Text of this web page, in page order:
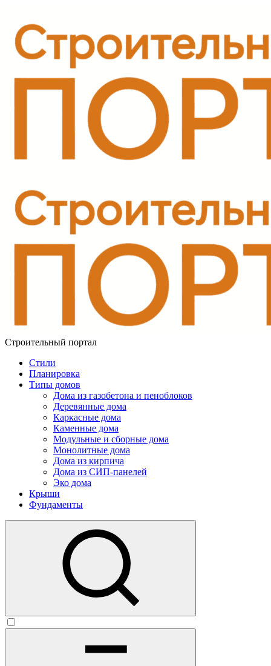
Строительный портал
Стили
Планировка
Типы домов
Дома из газобетона и пеноблоков
Деревянные дома
Каркасные дома
Каменные дома
Модульные и сборные дома
Монолитные дома
Дома из кирпича
Дома из СИП-панелей
Эко дома
Крыши
Фундаменты